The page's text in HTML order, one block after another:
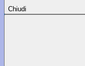
Chiudi